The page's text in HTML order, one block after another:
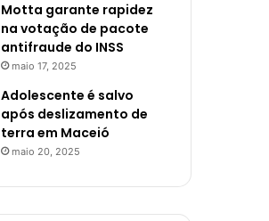
Motta garante rapidez
na votação de pacote
antifraude do INSS
maio 17, 2025
Adolescente é salvo
após deslizamento de
terra em Maceió
maio 20, 2025